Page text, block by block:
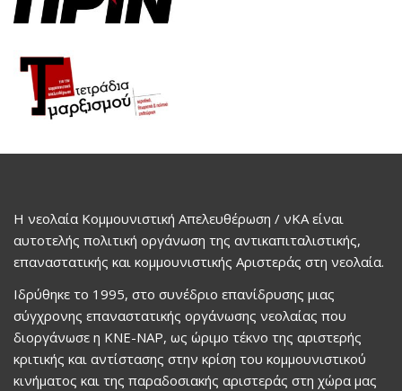
Η νεολαία Κομμουνιστική Απελευθέρωση / νΚΑ είναι
αυτοτελής πολιτική οργάνωση της αντικαπιταλιστικής,
επαναστατικής και κομμουνιστικής Αριστεράς στη νεολαία.
Ιδρύθηκε το 1995, στο συνέδριο επανίδρυσης μιας
σύγχρονης επαναστατικής οργάνωσης νεολαίας που
διοργάνωσε η ΚΝΕ-ΝΑΡ, ως ώριμο τέκνο της αριστερής
κριτικής και αντίστασης στην κρίση του κομμουνιστικού
κινήματος και της παραδοσιακής αριστεράς στη χώρα μας